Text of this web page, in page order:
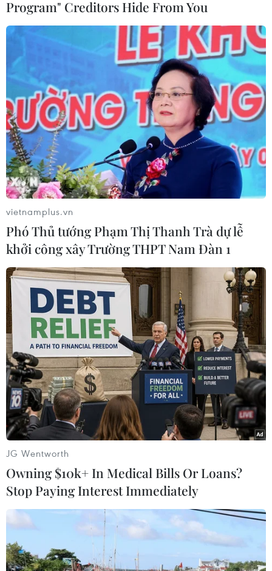
#COVID-19 #Ca mắc mới #Ca khỏi bệnh #Bộ Y tế
Theo dõi VietnamPlus
TIN LIÊN QUAN
TP.HCM hoàn thành tiêm vaccine mũi 1, tỷ
lệ ca mắc mới giảm
Program" Creditors Hide From You
vietnamplus.vn
Phó Thủ tướng Phạm Thị Thanh Trà dự lễ
khởi công xây Trường THPT Nam Đàn 1
JG Wentworth
Owning $10k+ In Medical Bills Or Loans?
Stop Paying Interest Immediately